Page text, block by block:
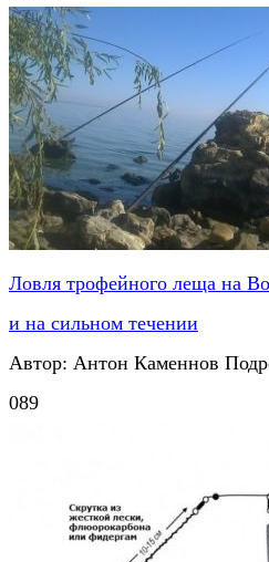
Ловля трофейного леща на
и на сильном течении
Автор: Антон Каменнов
089